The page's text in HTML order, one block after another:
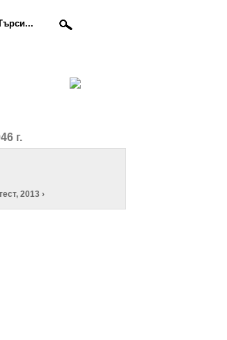
г.
2013 ›